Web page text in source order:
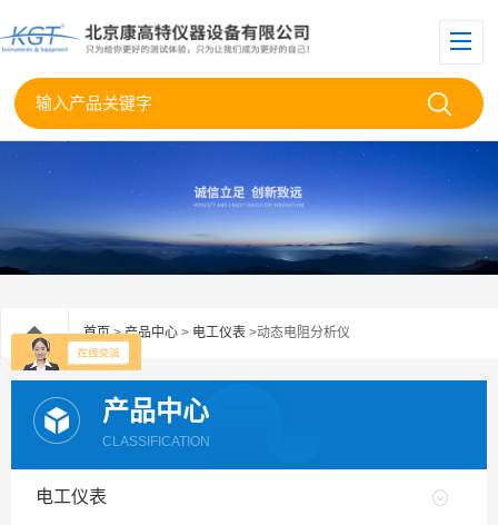
首页>产品中心 > 电工仪表 >动态电阻分析仪
产品中心
CLASSIFICATION
电工仪表